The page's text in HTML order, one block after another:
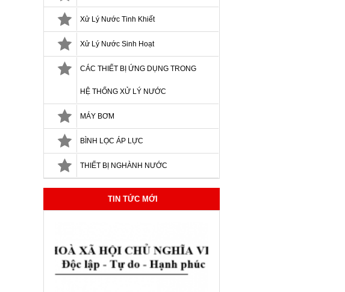
Xử Lý Nước Tinh Khiết
Xử Lý Nước Sinh Hoạt
CÁC THIẾT BỊ ỨNG DỤNG TRONG
HỆ THỐNG XỬ LÝ NƯỚC
MÁY BƠM
BÌNH LỌC ÁP LỰC
THIẾT BỊ NGHÀNH NƯỚC
TIN TỨC MỚI